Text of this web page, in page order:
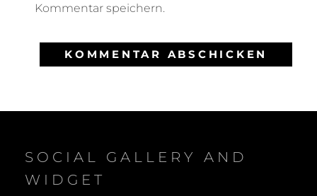
Kommentar speichern.
SOCIAL GALLERY AND
WIDGET